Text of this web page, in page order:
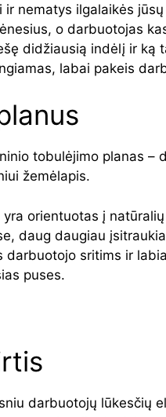
nematys ilgalaikės
o darbuotojas
didžiausią indėlį ir ką
labai pakeis
tobulėjimo planas –
žemėlapis.
orientuotas į
daug daugiau
darbuotojo sritims ir
puses.
darbuotojų lūkesčių